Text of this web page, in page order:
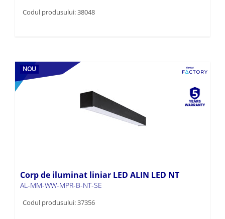
Codul produsului: 38048
NOU
Corp de iluminat liniar LED ALIN LED NT
AL-MM-WW-MPR-B-NT-SE
Codul produsului: 37356